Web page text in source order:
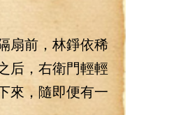
前，林錚依稀
后，右衛門輕輕
來，隨即便有一